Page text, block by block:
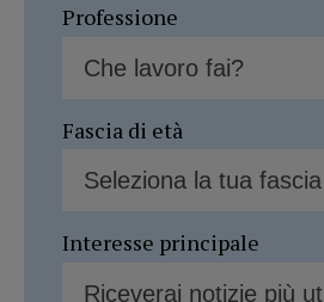
Professione
Fascia di età
Interesse principale